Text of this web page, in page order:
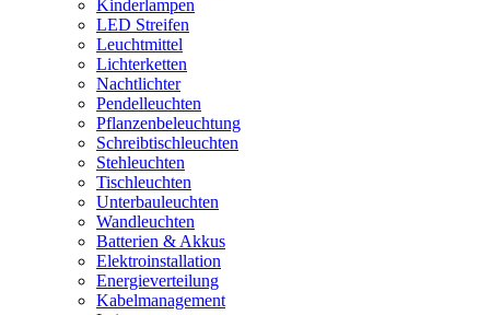
Kinderlampen
LED Streifen
Leuchtmittel
Lichterketten
Nachtlichter
Pendelleuchten
Pflanzenbeleuchtung
Schreibtischleuchten
Stehleuchten
Tischleuchten
Unterbauleuchten
Wandleuchten
Batterien & Akkus
Elektroinstallation
Energieverteilung
Kabelmanagement